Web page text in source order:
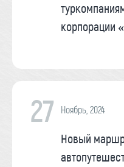
корпорации
27 Ноябрь, 2024
Новый